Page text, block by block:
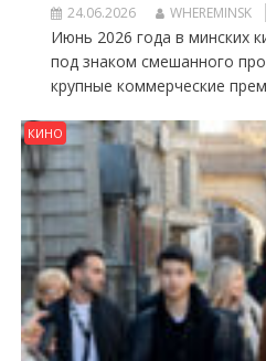
24.06.2026 WHEREMINSK
Июнь 2026 года в минских
под знаком смешанного
крупные коммерческие
КИНО